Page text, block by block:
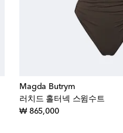
Magda Butrym
러치드 홀터넥 스윔수트
₩ 865,000original price